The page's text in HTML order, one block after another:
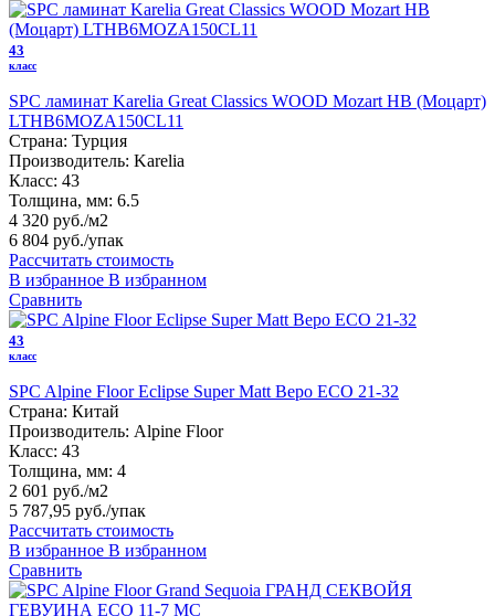
43
класс
SPC ламинат Karelia Great Classics WOOD Mozart HB (Моцарт)
LTHB6MOZA150CL11
Страна: Турция
Производитель: Karelia
Класс: 43
Толщина, мм: 6.5
4 320 руб./м2
6 804 руб./упак
Рассчитать стоимость
В избранное В избранном
Сравнить
43
класс
SPC Alpine Floor Eclipse Super Matt Веро ЕСО 21-32
Страна: Китай
Производитель: Alpine Floor
Класс: 43
Толщина, мм: 4
2 601 руб./м2
5 787,95 руб./упак
Рассчитать стоимость
В избранное В избранном
Сравнить